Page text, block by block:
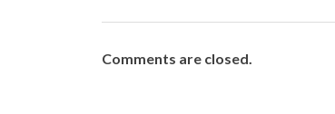
Comments are closed.